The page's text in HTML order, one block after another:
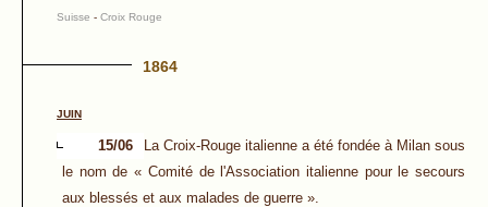
Suisse - Croix Rouge
1864
JUIN
15/06
La Croix-Rouge italienne a été fondée à Milan sous
le nom de « Comité de l'Association italienne pour le secours
aux blessés et aux malades de guerre ».